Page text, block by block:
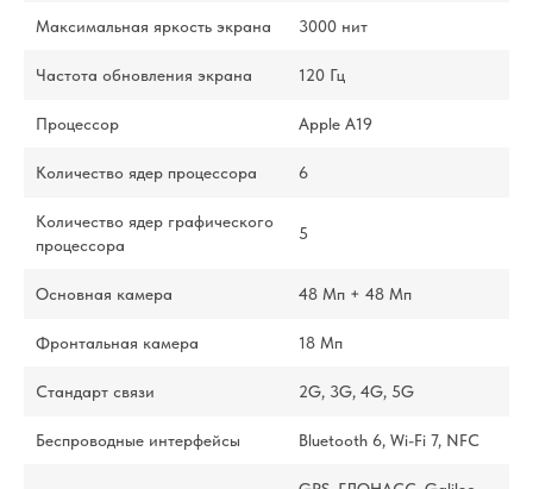
Максимальная яркость экрана 3000 нит
Частота обновления экрана 120 Гц
Процессор Apple A19
Количество ядер процессора 6
Количество ядер графического
процессора
5
Основная камера 48 Мп + 48 Мп
Фронтальная камера 18 Мп
Стандарт связи 2G, 3G, 4G, 5G
Беспроводные интерфейсы Bluetooth 6, Wi-Fi 7, NFC